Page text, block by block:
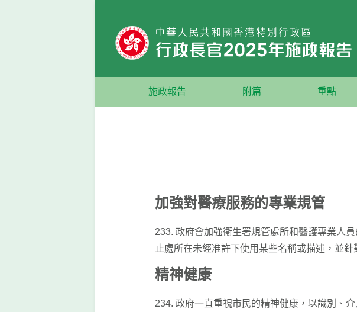
施政報告 附篇 重點
加強對醫療服務的專業規管
233. 政府會加強衞生署規管處所和醫護專業人
止處所在未經准許下使用某些名稱或描述，並針
精神健康
234. 政府一直重視市民的精神健康，以識別、